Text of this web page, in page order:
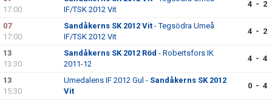
17:00
IF/TSK 2012 Vit
4 - 2
07
17:00
Sandåkerns SK 2012 Vit - Tegsödra Umeå
IF/TSK 2012 Vit
4 - 2
13
13:30
Sandåkerns SK 2012 Röd - Robertsfors IK
2011-12
4 - 4
13
15:30
Umedalens IF 2012 Gul - Sandåkerns SK 2012
Vit
0 - 4